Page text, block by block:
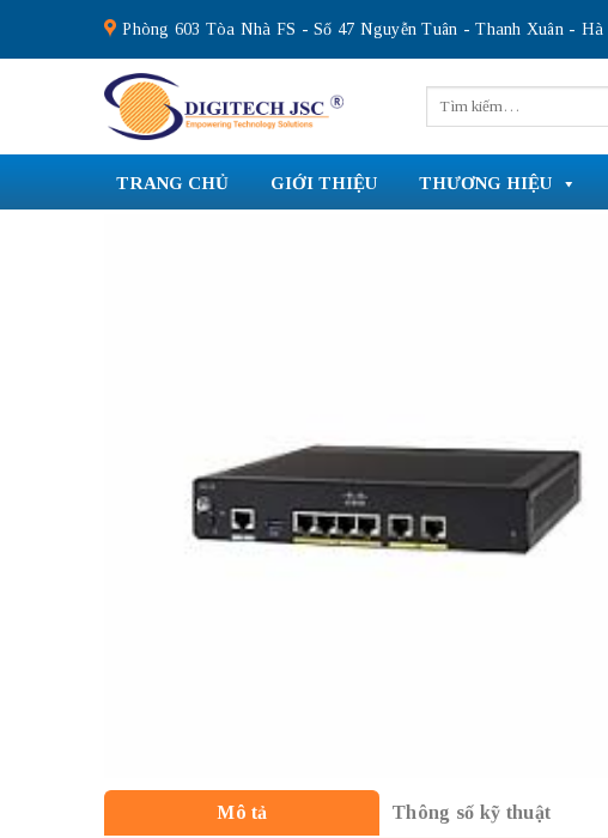
content
Phòng 603 Tòa Nhà FS - Số 47 Nguyễn Tuân - Thanh Xuân - Hà
kiếm:
TRANG CHỦ GIỚI THIỆU THƯƠNG HIỆU
Mô tả Thông số kỹ thuật